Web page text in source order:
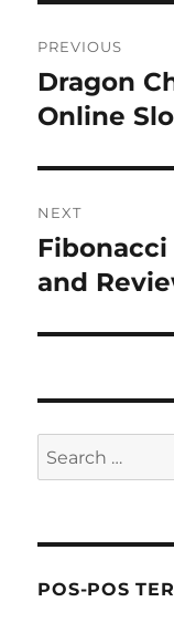
pos
PREVIOUS
Previous
post:
Dragon
Online
NEXT
Next
post:
and
Search
for:
POS-POS